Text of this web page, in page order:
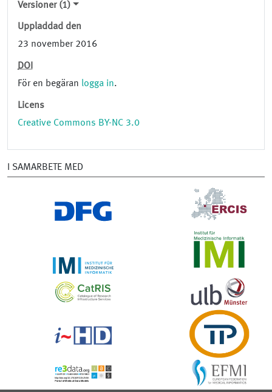
Versioner (1)
Uppladdad den
23 november 2016
DOI
För en begäran logga in.
Licens
Creative Commons BY-NC 3.0
I SAMARBETE MED